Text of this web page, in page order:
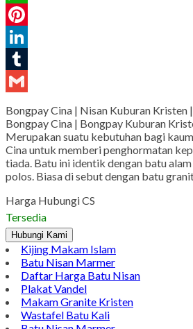
WhatsApp
Pinterest
LinkedIn
Tumblr
Bongpay Cina | Nisan Kuburan Kristen
Bongpay Cina | Bongpay Kuburan
Merupakan suatu kebutuhan bagi
Cina untuk memberi penghormatan
tiada. Batu ini identik dengan batu
polos. Biasa di sebut dengan batu
Harga Hubungi CS
Tersedia
Hubungi Kami
Kijing Makam Islam
Batu Nisan Marmer
Daftar Harga Batu Nisan
Plakat Vandel
Makam Granite Kristen